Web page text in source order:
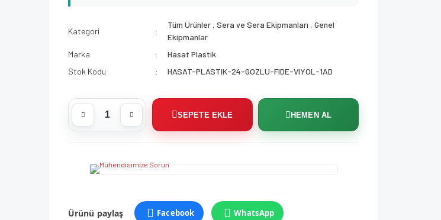
Kategori
Tüm Ürünler ,Sera ve Sera Ekipmanları ,Genel
Ekipmanlar
Marka
Hasat Plastik
Stok Kodu
HASAT-PLASTIK-24-GOZLU-FIDE-VIYOL-1AD
SEPETE EKLE HEMEN AL
Ürünü paylaş Facebook WhatsApp